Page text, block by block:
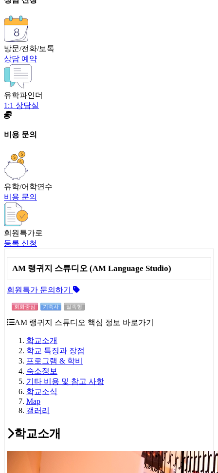
방문/전화/보톡
상담 예약
유학파인더
1:1 상담실
비용 문의
유학/어학연수
비용 문의
회원특가로
등록 신청
AM 랭귀지 스튜디오 (AM Language Studio)
회원특가 문의하기
회화중심 기숙사 실속형
AM 랭귀지 스튜디오 핵심 정보 바로가기
학교소개
학교 특징과 장점
프로그램 & 학비
숙소정보
기타 비용 및 참고 사항
학교소식
Map
갤러리
학교소개